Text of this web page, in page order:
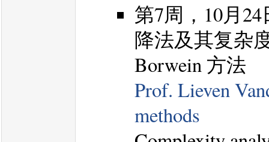
第7周，10月
降法及其复杂
Borwein 方法
Prof. Lieven
methods